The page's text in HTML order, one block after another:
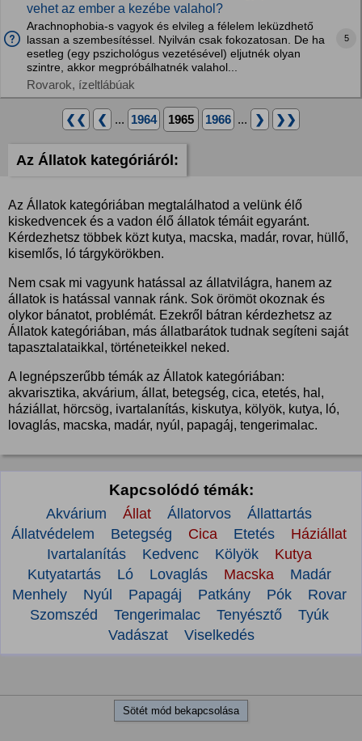
vehet az ember a kezébe valahol?
Arachnophobia-s vagyok és elvileg a félelem leküzdhető
lassan a szembesítéssel. Nyilván csak fokozatosan. De ha
esetleg (egy pszichológus vezetésével) eljutnék olyan
szintre, akkor megpróbálhatnék valahol...
Rovarok, ízeltlábúak
5
❮❮ ❮ ... 1964 1965 1966 ... ❯ ❯❯
Az Állatok kategóriáról:
Az Állatok kategóriában megtalálhatod a velünk élő
kiskedvencek és a vadon élő állatok témáit egyaránt.
Kérdezhetsz többek közt kutya, macska, madár, rovar, hüllő,
kisemlős, ló tárgykörökben.
Nem csak mi vagyunk hatással az állatvilágra, hanem az
állatok is hatással vannak ránk. Sok örömöt okoznak és
olykor bánatot, problémát. Ezekről bátran kérdezhetsz az
Állatok kategóriában, más állatbarátok tudnak segíteni saját
tapasztalataikkal, történeteikkel neked.
A legnépszerűbb témák az Állatok kategóriában:
akvarisztika, akvárium, állat, betegség, cica, etetés, hal,
háziállat, hörcsög, ivartalanítás, kiskutya, kölyök, kutya, ló,
lovaglás, macska, madár, nyúl, papagáj, tengerimalac.
Kapcsolódó témák:
Akvárium Állat Állatorvos
Állattartás
Állatvédelem
Betegség Cica Etetés
Háziállat
Ivartalanítás
Kedvenc Kölyök
Kutya
Kutyatartás
Ló Lovaglás Macska
Madár
Menhely
Nyúl Papagáj Patkány Pók
Rovar
Szomszéd
Tengerimalac Tenyésztő
Tyúk
Vadászat
Viselkedés
Sötét mód bekapcsolása